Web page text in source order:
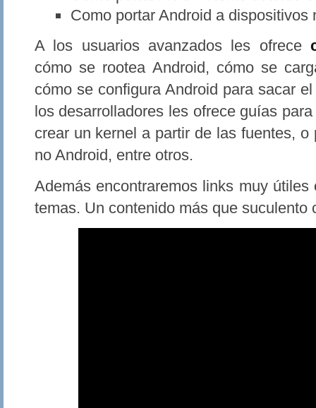
Como portar Android a dispositivos
A los usuarios avanzados les ofrece
cómo se rootea Android, cómo se
cómo se configura Android para sacar
los desarrolladores les ofrece guías
crear un kernel a partir de las fuentes,
no Android, entre otros.
Además encontraremos links muy
temas. Un contenido más que suculento